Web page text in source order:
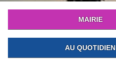
MAIRIE
AU QUOTIDIEN